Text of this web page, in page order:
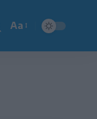
Redimensionador
de
Aa